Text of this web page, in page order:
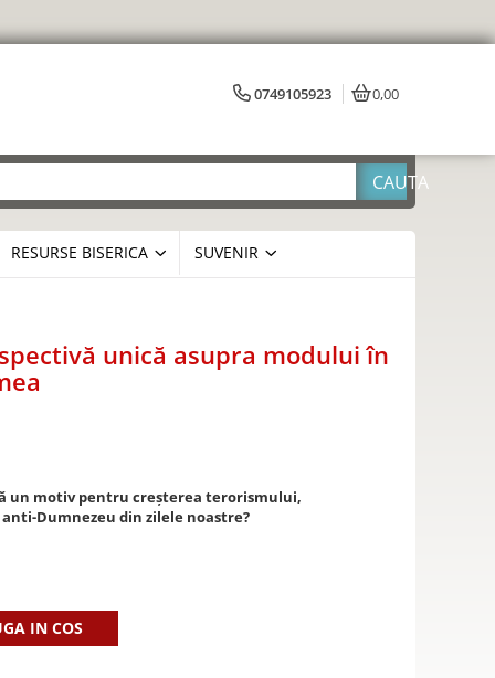
0749105923 0,00
RESURSE BISERICA SUVENIR
unică asupra modului în
un motiv pentru creșterea terorismului,
Dumnezeu din zilele noastre?
IN COS